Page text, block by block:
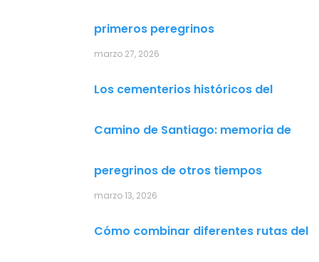
primeros peregrinos
marzo 27, 2026
Los cementerios históricos del
Camino de Santiago: memoria de
peregrinos de otros tiempos
marzo 13, 2026
Cómo combinar diferentes rutas del